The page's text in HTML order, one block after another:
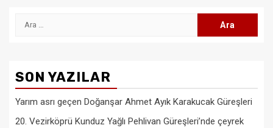
Arama:
SON YAZILAR
Yarım asrı geçen Doğanşar Ahmet Ayık Karakucak Güreşleri
20. Vezirköprü Kunduz Yağlı Pehlivan Güreşleri’nde çeyrek